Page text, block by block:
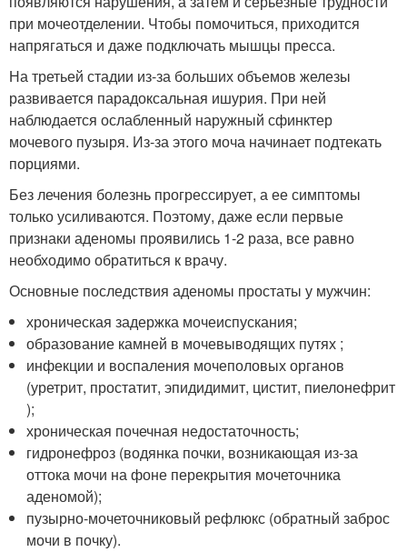
при мочеотделении. Чтобы помочиться, приходится
напрягаться и даже подключать мышцы пресса.
На третьей стадии из-за больших объемов железы
развивается парадоксальная ишурия. При ней
наблюдается ослабленный наружный сфинктер
мочевого пузыря. Из-за этого моча начинает подтекать
порциями.
Без лечения болезнь прогрессирует, а ее симптомы
только усиливаются. Поэтому, даже если первые
признаки аденомы проявились 1-2 раза, все равно
необходимо обратиться к врачу.
Основные последствия аденомы простаты у мужчин:
хроническая задержка мочеиспускания;
образование камней в мочевыводящих путях ;
инфекции и воспаления мочеполовых органов
(уретрит, простатит, эпидидимит, цистит, пиелонефрит
);
хроническая почечная недостаточность;
гидронефроз (водянка почки, возникающая из-за
оттока мочи на фоне перекрытия мочеточника
аденомой);
пузырно-мочеточниковый рефлюкс (обратный заброс
мочи в почку).